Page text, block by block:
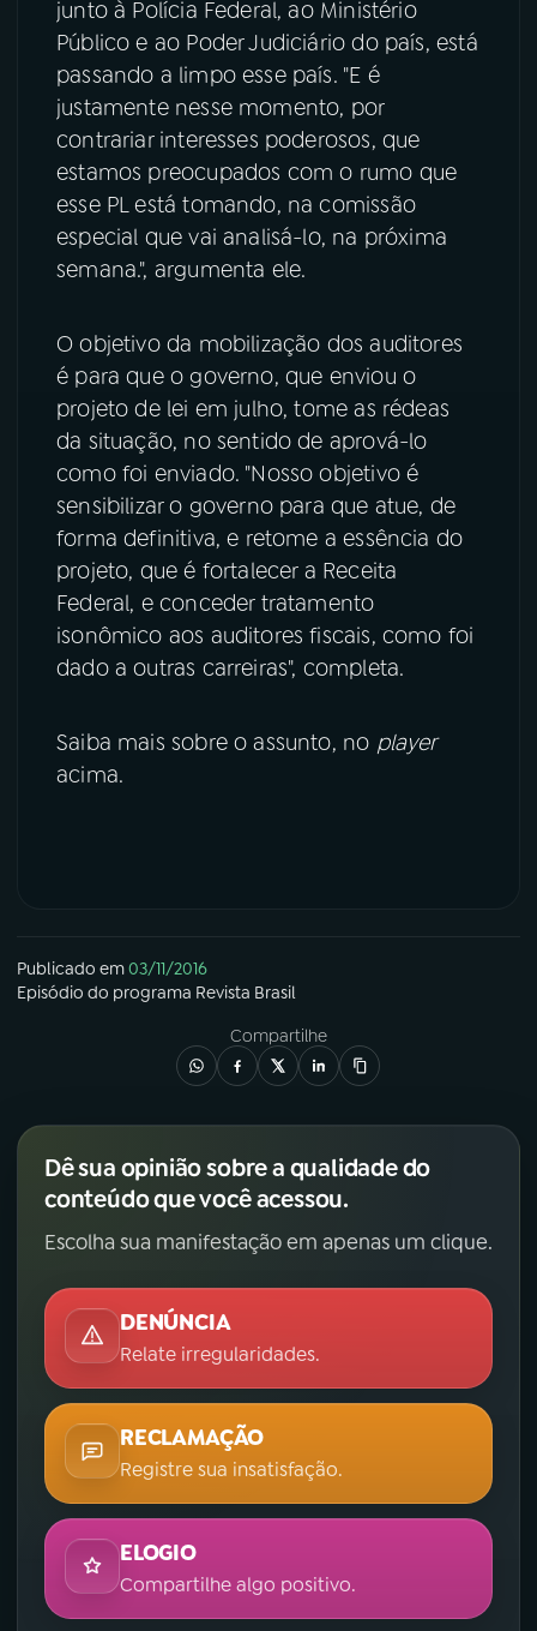
TikTok
junto à Polícia Federal, ao Ministério
Público e ao Poder Judiciário do país, está
passando a limpo esse país. "E é
justamente nesse momento, por
contrariar interesses poderosos, que
estamos preocupados com o rumo que
esse PL está tomando, na comissão
especial que vai analisá-lo, na próxima
semana.", argumenta ele.
O objetivo da mobilização dos auditores
é para que o governo, que enviou o
projeto de lei em julho, tome as rédeas
da situação, no sentido de aprová-lo
como foi enviado. "Nosso objetivo é
sensibilizar o governo para que atue, de
forma definitiva, e retome a essência do
projeto, que é fortalecer a Receita
Federal, e conceder tratamento
isonômico aos auditores fiscais, como foi
dado a outras carreiras", completa.
Saiba mais sobre o assunto, no player
acima.
Publicado em03/11/2016
Episódio do programa Revista Brasil
Compartilhe
Dê sua opinião sobre a qualidade do
conteúdo que você acessou.
Escolha sua manifestação em apenas um clique.
DENÚNCIA
Relate irregularidades.
RECLAMAÇÃO
Registre sua insatisfação.
ELOGIO
Compartilhe algo positivo.